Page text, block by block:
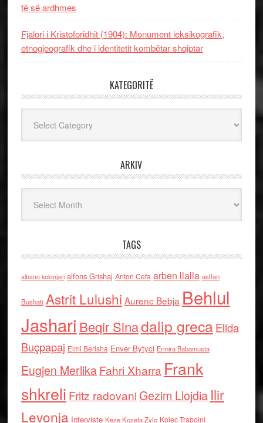
të së ardhmes
Fjalori i Kristoforidhit (1904): Monument leksikografik,
etnogjeografik dhe i identitetit kombëtar shqiptar
KATEGORITË
ARKIV
TAGS
albano kolonjari alfons Grishaj Anton Cefa arben llalla asllan
Bushati Astrit Lulushi Aurenc Bebja Behlul
Jashari Beqir Sinadalip grecaElida
Buçpapaj Elmi Berisha Enver Bytyci Ermira Babamusta
Eugjen MerlikaFahri Xharra Frank
shkreli Fritz radovaniGezim Llojdia Ilir
Levonja Interviste Keze Kozeta Zylo Kolec Traboini